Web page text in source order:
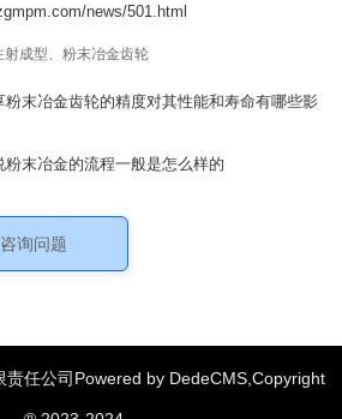
news/501.html
成型、粉末冶金齿轮
粉末冶金齿轮的精度对其性能和寿命有哪些影
粉末冶金的流程一般是怎么样的
咨询问题
责任公司Powered by DedeCMS,Copyright